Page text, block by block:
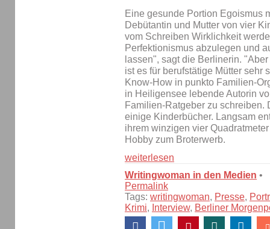
Eine gesunde Portion Egoismus
Debütantin und Mutter von vier
vom Schreiben Wirklichkeit
Perfektionismus abzulegen und
lassen", sagt die Berlinerin.
ist es für berufstätige Mütter sehr
Know-How in punkto Familien-
in Heiligensee lebende Autorin
Familien-Ratgeber zu schreiben.
einige Kinderbücher. Langsam
ihrem winzigen vier
Hobby zum Broterwerb.
weiterlesen
Writingwoman in den Medien •
Permalink
Tags: writingwoman, Presse,
Krimi, Interview, Berliner